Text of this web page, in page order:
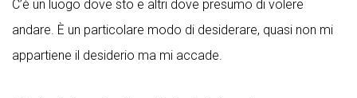
C’è un luogo dove sto e altri dove presumo di volere
andare. È un particolare modo di desiderare, quasi non mi
appartiene il desiderio ma mi accade.